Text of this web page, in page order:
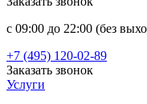
с 09:00 до 22:00 (без
+7 (495) 120-02-89
Заказать звонок
Услуги